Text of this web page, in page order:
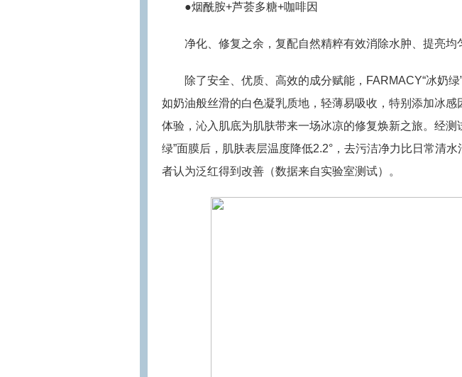
●烟酰胺+芦荟多糖+咖啡因
净化、修复之余，复配自然精粹有效消除水肿、提亮均
除了安全、优质、高效的成分赋能，FARMACY“冰奶绿
如奶油般丝滑的白色凝乳质地，轻薄易吸收，特别添加冰
体验，沁入肌底为肌肤带来一场冰凉的修复焕新之旅。经测
绿”面膜后，肌肤表层温度降低2.2°，去污洁净力比日常清
者认为泛红得到改善（数据来自实验室测试）。